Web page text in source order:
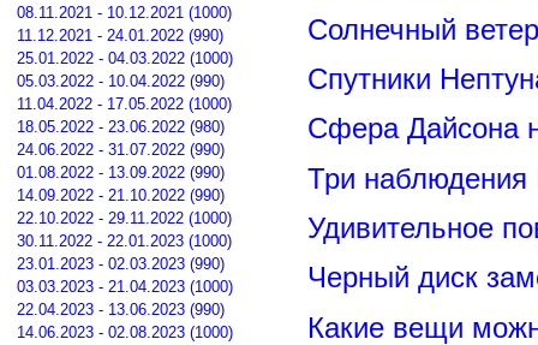
08.11.2021 - 10.12.2021 (1000)
11.12.2021 - 24.01.2022 (990)
25.01.2022 - 04.03.2022 (1000)
05.03.2022 - 10.04.2022 (990)
11.04.2022 - 17.05.2022 (1000)
18.05.2022 - 23.06.2022 (980)
24.06.2022 - 31.07.2022 (990)
01.08.2022 - 13.09.2022 (990)
14.09.2022 - 21.10.2022 (990)
22.10.2022 - 29.11.2022 (1000)
30.11.2022 - 22.01.2023 (1000)
23.01.2023 - 02.03.2023 (990)
03.03.2023 - 21.04.2023 (1000)
22.04.2023 - 13.06.2023 (990)
14.06.2023 - 02.08.2023 (1000)
Солнечный
Спутники
Сфера Дайсона
Три
Удивительное
Черный диск
Какие вещи